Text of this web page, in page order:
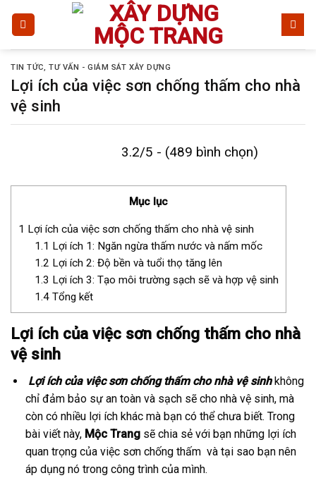
dungTIN TỨC,TƯ VẤN - GIÁM SÁT XÂY DỰNG
Lợi ích của việc sơn chống thấm cho nhà
vệ sinh
3.2/5 - (489 bình chọn)
Mục lục
1 Lợi ích của việc sơn chống thấm cho nhà vệ sinh
1.1 Lợi ích 1: Ngăn ngừa thấm nước và nấm mốc
1.2 Lợi ích 2: Độ bền và tuổi thọ tăng lên
1.3 Lợi ích 3: Tạo môi trường sạch sẽ và hợp vệ sinh
1.4Tổng kết
Lợi ích của việc sơn chống thấm cho nhà
vệ sinh
Lợi ích của việc sơn chống thấm cho nhà vệ sinhkhông
chỉ đảm bảo sự an toàn và sạch sẽ cho nhà vệ sinh, mà
còn có nhiều lợi ích khác mà bạn có thể chưa biết. Trong
bài viết này, Mộc Trangsẽ chia sẻ với bạn những lợi ích
quan trọng của việc sơn chống thấm và tại sao bạn nên
áp dụng nó trong công trình của mình.